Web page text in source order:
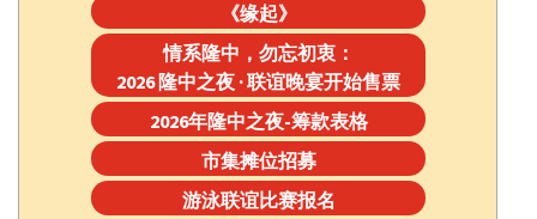
《缘起》
情系隆中，勿忘初衷：
2026 隆中之夜 · 联谊晚宴开始售票
2026年隆中之夜-筹款表格
市集摊位招募
游泳联谊比赛报名